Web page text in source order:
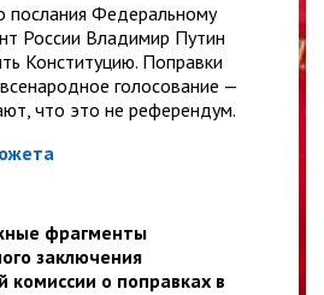
послания Федеральному
России Владимир Путин
Конституцию. Поправки
голосование —
что это не референдум.
фрагменты
заключения
комиссии о поправках в